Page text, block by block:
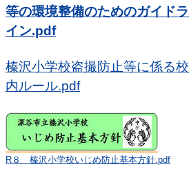
等の環境整備のためのガイドラ
イン.pdf
榛沢小学校盗撮防止等に係る校
内ルール.pdf
R８ 榛沢小学校いじめ防止基本方針.pdf